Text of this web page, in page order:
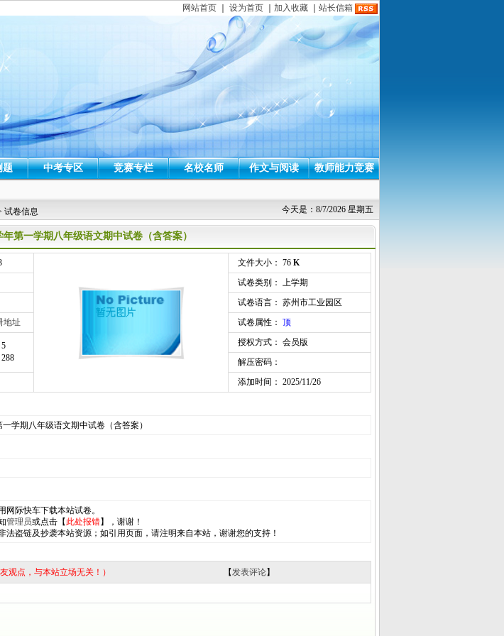
网站首页 设为首页 加入收藏 站长信箱
题 中考专区 竞赛专栏 名校名师 作文与阅读 教师能力竞赛
今天是：8/7/2026 星期五
试卷信息
第一学期八年级语文期中试卷（含答案）
文件大小： 76 K
试卷类别： 上学期
试卷语言： 苏州市工业园区
地址 试卷属性： 顶
授权方式： 会员版
解压密码：
添加时间： 2025/11/26
学期八年级语文期中试卷（含答案）
网际快车下载本站试卷。
管理员或点击【 此处报错】，谢谢！
法盗链及抄袭本站资源；如引用页面，请注明来自本站，谢谢您的支持！
观点，与本站立场无关！） 【发表评论】